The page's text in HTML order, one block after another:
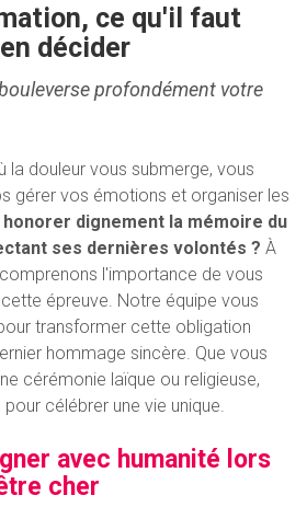
ce qu'il faut
décider
profondément votre
la douleur vous submerge, vous
gérer vos émotions et organiser les
honorer dignement la mémoire du
ses dernières volontés ? À
l'importance de vous
épreuve. Notre équipe vous
transformer cette obligation
hommage sincère. Que vous
cérémonie laïque ou religieuse,
célébrer une vie unique.
avec humanité lors
cher